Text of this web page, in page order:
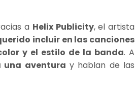
a Helix Publicity, el artista
incluir en las canciones
y el estilo de la banda. A
una aventura y hablan de las